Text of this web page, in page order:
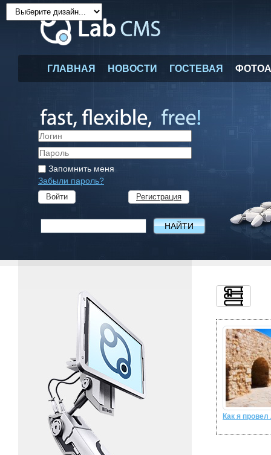
ГЛАВНАЯ НОВОСТИ ГОСТЕВАЯ
Запомнить меня
Забыли пароль?
Регистрация
Войти
Как я провел